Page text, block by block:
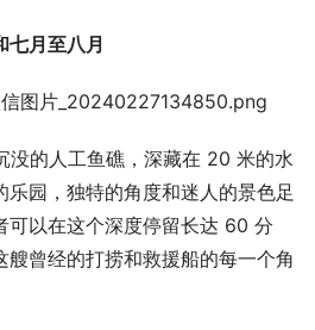
七月至八月
的人工鱼礁，深藏在 20 米的水
园，独特的角度和迷人的景色足
可以在这个深度停留长达 60 分
曾经的打捞和救援船的每一个角